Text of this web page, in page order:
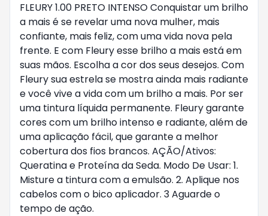
FLEURY 1.00 PRETO INTENSO Conquistar um brilho
a mais é se revelar uma nova mulher, mais
confiante, mais feliz, com uma vida nova pela
frente. E com Fleury esse brilho a mais está em
suas mãos. Escolha a cor dos seus desejos. Com
Fleury sua estrela se mostra ainda mais radiante
e você vive a vida com um brilho a mais. Por ser
uma tintura líquida permanente. Fleury garante
cores com um brilho intenso e radiante, além de
uma aplicação fácil, que garante a melhor
cobertura dos fios brancos. AÇÃO/Ativos:
Queratina e Proteína da Seda. Modo De Usar: 1.
Misture a tintura com a emulsão. 2. Aplique nos
cabelos com o bico aplicador. 3 Aguarde o
tempo de ação.